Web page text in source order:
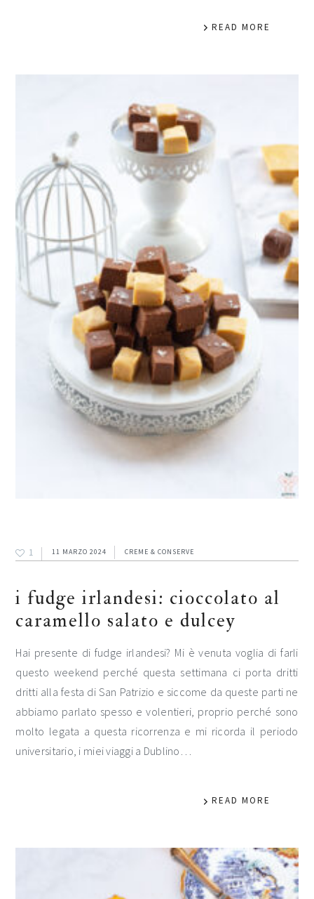
READ MORE
1 11 MARZO 2024 CREME & CONSERVE
i fudge irlandesi: cioccolato al
caramello salato e dulcey
Hai presente di fudge irlandesi? Mi è venuta voglia di farli
questo weekend perché questa settimana ci porta dritti
dritti alla festa di San Patrizio e siccome da queste parti ne
abbiamo parlato spesso e volentieri, proprio perché sono
molto legata a questa ricorrenza e mi ricorda il periodo
universitario, i miei viaggi a Dublino…
READ MORE